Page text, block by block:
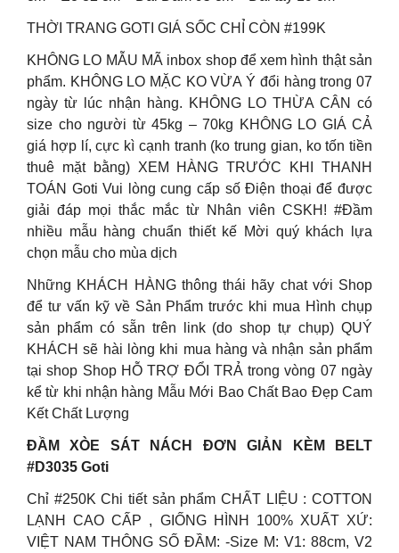
THỜI TRANG GOTI GIÁ SỐC CHỈ CÒN #199K
KHÔNG LO MẪU MÃ inbox shop để xem hình thật sản
phẩm. KHÔNG LO MẶC KO VỪA Ý đổi hàng trong 07
ngày từ lúc nhận hàng. KHÔNG LO THỪA CÂN có
size cho người từ 45kg – 70kg KHÔNG LO GIÁ CẢ
giá hợp lí, cực kì cạnh tranh (ko trung gian, ko tốn tiền
thuê mặt bằng) XEM HÀNG TRƯỚC KHI THANH
TOÁN Goti Vui lòng cung cấp số Điện thoại để được
giải đáp mọi thắc mắc từ Nhân viên CSKH! #Đầm
nhiều mẫu hàng chuẩn thiết kế Mời quý khách lựa
chọn mẫu cho mùa dịch
Những KHÁCH HÀNG thông thái hãy chat với Shop
để tư vấn kỹ về Sản Phẩm trước khi mua Hình chụp
sản phẩm có sẵn trên link (do shop tự chụp) QUÝ
KHÁCH sẽ hài lòng khi mua hàng và nhận sản phẩm
tại shop Shop HỖ TRỢ ĐỔI TRẢ trong vòng 07 ngày
kể từ khi nhận hàng Mẫu Mới Bao Chất Bao Đẹp Cam
Kết Chất Lượng
ĐẦM XÒE SÁT NÁCH ĐƠN GIẢN KÈM BELT
#D3035 Goti
Chỉ #250K Chi tiết sản phẩm CHẤT LIỆU : COTTON
LẠNH CAO CẤP , GIỐNG HÌNH 100% XUẤT XỨ:
VIỆT NAM THÔNG SỐ ĐẦM: -Size M: V1: 88cm, V2